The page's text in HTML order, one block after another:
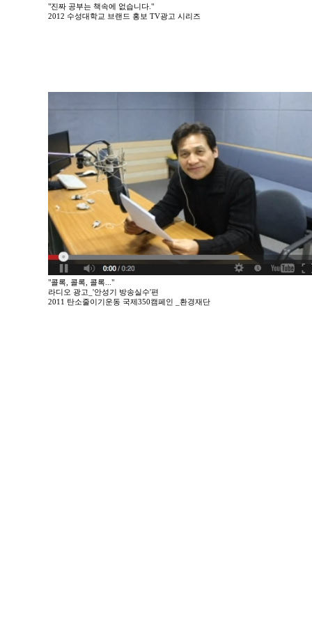
"진짜 공부는 책속에 없습니다."
2012 수성대학교 브랜드 홍보 TV광고 시리즈
"콜록, 콜록, 콜록..."
라디오 광고_'안성기 방송실수'편
2011 탄소줄이기운동 국제350캠페인 _환경재단